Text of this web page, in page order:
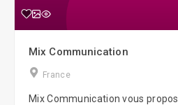
Mix Communication
France
Mix Communication vous